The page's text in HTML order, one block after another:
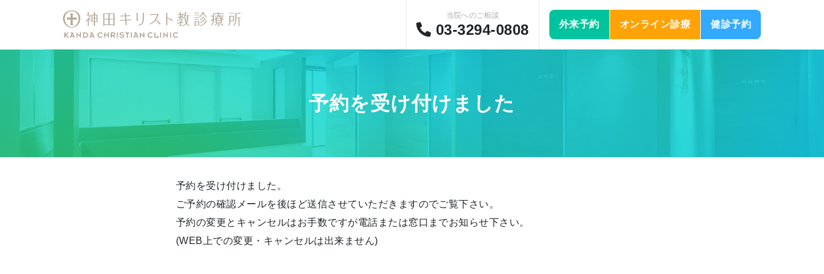
当院へのご相談
03-3294-0808 外来予約 オンライン診療 健診予約
予約を受け付けました
予約を受け付けました。
ご予約の確認メールを後ほど送信させていただきますのでご覧下さい。
予約の変更とキャンセルはお手数ですが電話または窓口までお知らせ下さい。
(WEB上での変更・キャンセルは出来ません)